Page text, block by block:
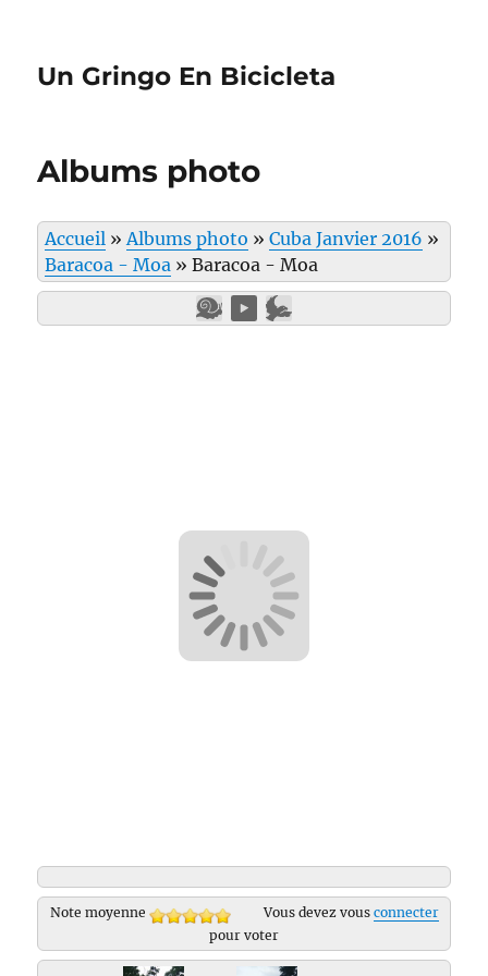
Un Gringo En Bicicleta
Albums photo
Accueil »Albums photo »Cuba Janvier 2016 »
Baracoa - Moa »Baracoa - Moa
Note moyenne Vous devez vous connecter
pour voter